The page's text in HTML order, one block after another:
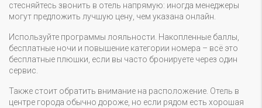
стесняйтесь звонить в отель напрямую: иногда менеджеры
могут предложить лучшую цену, чем указана онлайн.
Используйте программы лояльности. Накопленные баллы,
бесплатные ночи и повышение категории номера – всё это
бесплатные плюшки, если вы часто бронируете через один
сервис.
Также стоит обратить внимание на расположение. Отель в
центре города обычно дороже, но если рядом есть хорошая